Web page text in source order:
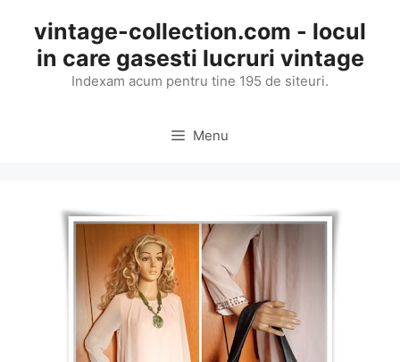
content
vintage-collection.com - locul
in care gasesti lucruri vintage
Indexam acum pentru tine 195 de siteuri.
Menu